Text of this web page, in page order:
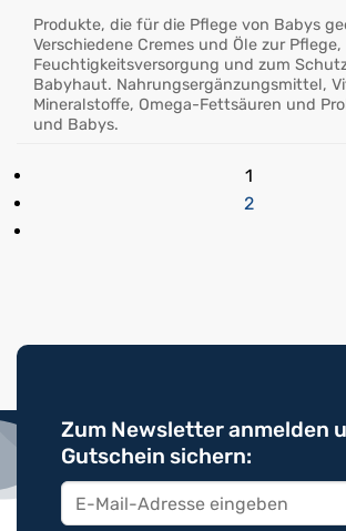
Produkte, die für die Pflege von Babys
Verschiedene Cremes und Öle zur
Feuchtigkeitsversorgung und zum
Babyhaut. Nahrungsergänzungsmittel,
Mineralstoffe, Omega-Fettsäuren und
und Babys.
1
2
Zum Newsletter anmelden
Gutschein sichern: